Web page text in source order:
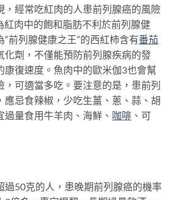
經常吃紅肉的人患前列腺癌的風險
紅肉中的飽和脂肪不利於前列腺健
前列腺健康之王”的西紅柿含有番茄
化劑，不僅能預防前列腺疾病的發
康復速度。魚肉中的歐米伽3也會幫
可適當多吃。要注意的是，患前列
應忌食辣椒，少吃生薑、蔥、蒜、胡
量食用牛羊肉、海鮮、 咖啡 、可
50克的人，患晚期前列腺癌的機率